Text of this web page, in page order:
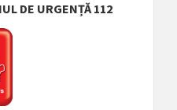
DE URGENȚĂ 112